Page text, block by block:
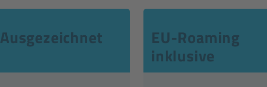
Ausgezeichnet EU-Roaming
inklusive